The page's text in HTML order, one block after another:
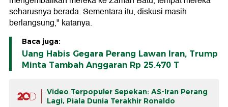
seharusnya berada. Sementara itu, diskusi masih
berlangsung," katanya.
Baca juga:
Uang Habis Gegara Perang Lawan Iran, Trump
Minta Tambah Anggaran Rp 25.470 T
Video Terpopuler Sepekan: AS-Iran Perang
Lagi, Piala Dunia Terakhir Ronaldo